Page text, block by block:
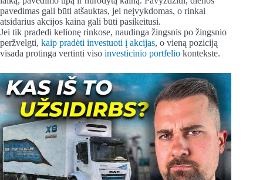
pavedimas gali būti atšauktas, jei neįvykdomas, o rinkai
atsidarius akcijos kaina gali būti pasikeitusi.
Jei tik pradedi kelionę rinkose, naudinga žingsnis po žingsnio
peržvelgti, kaip pradėti investuoti į akcijas, o vieną poziciją
visada protinga vertinti viso investicinio portfelio kontekste.